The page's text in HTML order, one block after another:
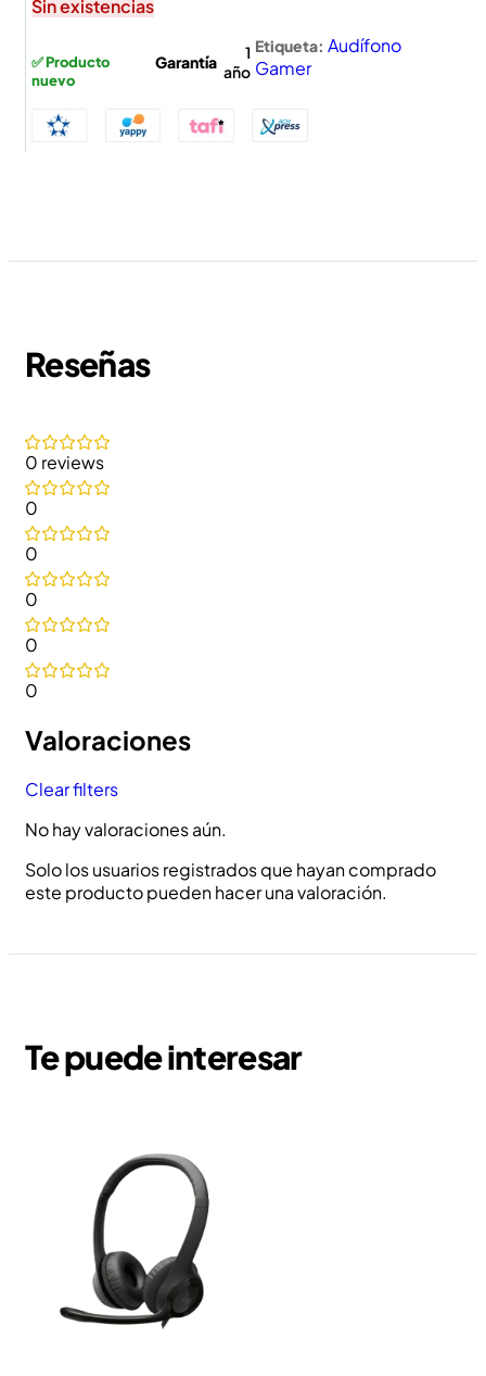
Sin existencias
✅ Producto
nuevo
Garantía
1
año
Etiqueta: Audífono
Gamer
Reseñas
0 reviews
0
0
0
0
0
Valoraciones
Clear filters
No hay valoraciones aún.
Solo los usuarios registrados que hayan comprado
este producto pueden hacer una valoración.
Te puede interesar